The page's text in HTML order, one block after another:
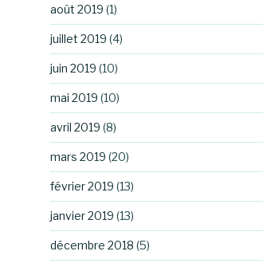
août 2019 (1)
juillet 2019 (4)
juin 2019 (10)
mai 2019 (10)
avril 2019 (8)
mars 2019 (20)
février 2019 (13)
janvier 2019 (13)
décembre 2018 (5)